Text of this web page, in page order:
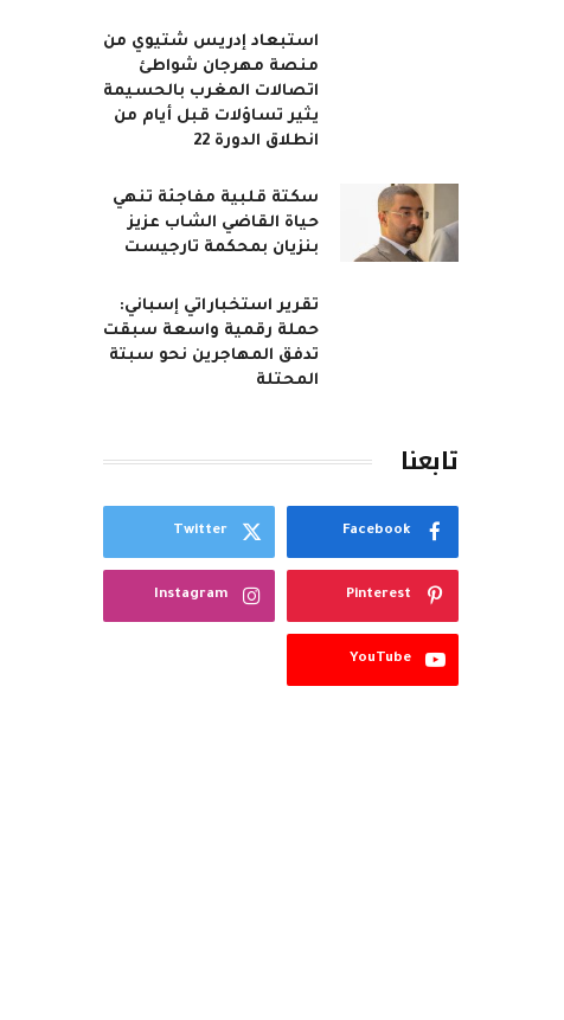
استبعاد إدريس شتيوي من
منصة مهرجان شواطئ
اتصالات المغرب بالحسيمة
يثير تساؤلات قبل أيام من
انطلاق الدورة 22
سكتة قلبية مفاجئة تنهي
حياة القاضي الشاب عزيز
بنزيان بمحكمة تارجيست
تقرير استخباراتي إسباني:
حملة رقمية واسعة سبقت
تدفق المهاجرين نحو سبتة
المحتلة
تابعنا
Facebook
Twitter
Pinterest
Instagram
YouTube